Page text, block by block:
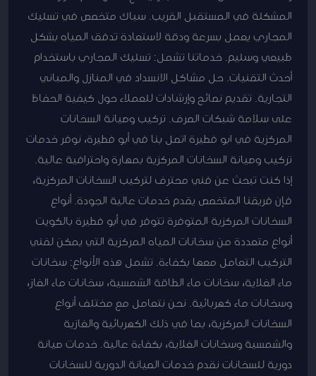
المشكلة في المستقبل القريب. سباك متخصص في تسليك
المجاري يعمل بسرعة ودقة لاستعادة تدفق المياه بشكل
طبيعي وسليم. خدماتنا تشمل: تسليك المجاري باستخدام
أحدث التقنيات. حل مشاكل الانسداد في المنازل والمباني
التجارية. تقديم نصائح وإرشادات للعملاء حول كيفية الحفاظ
على سلامة شبكات الصرف. تركيب وصيانة السخانات
المركزية في ابو فطيرة اتصل بنا في أبو فطيرة، نوفر خدمات
تركيب وصيانة السخانات المركزية بمهارة واحترافية عالية.
إذا كنت تبحث عن فني محترف لتركيب السخانات المركزية،
فإن فريقنا المتخصص يقدم خدمات عالية الجودة. أنواع
السخانات المركزية المتوفرة تتوفر في أبو فطيرة بالكويت
أنواع متعددة من سخانات المياه المركزية التي يمكن لفني
التركيب التعامل معها بكفاءة. تشمل هذه الأنواع: سخانات
ماء الغلاية، سخانات ماء الطاقة الشمسية، سخانات ماء الغاز،
وسخانات ماء كهربائية. نحن نتعامل مع مختلف أنواع
السخانات المركزية، بما في ذلك الكهربائية والغازية
والشمسية وسخانات الغلاية، بكفاءة عالية. خدمات صيانة
دورية للسخانات نقدم خدمات الصيانة الدورية للسخانات